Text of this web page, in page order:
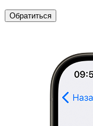
Обратиться